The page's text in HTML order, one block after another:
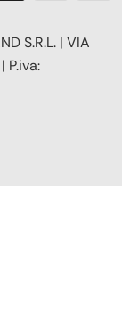
S.R.L. | VIA
P.iva: